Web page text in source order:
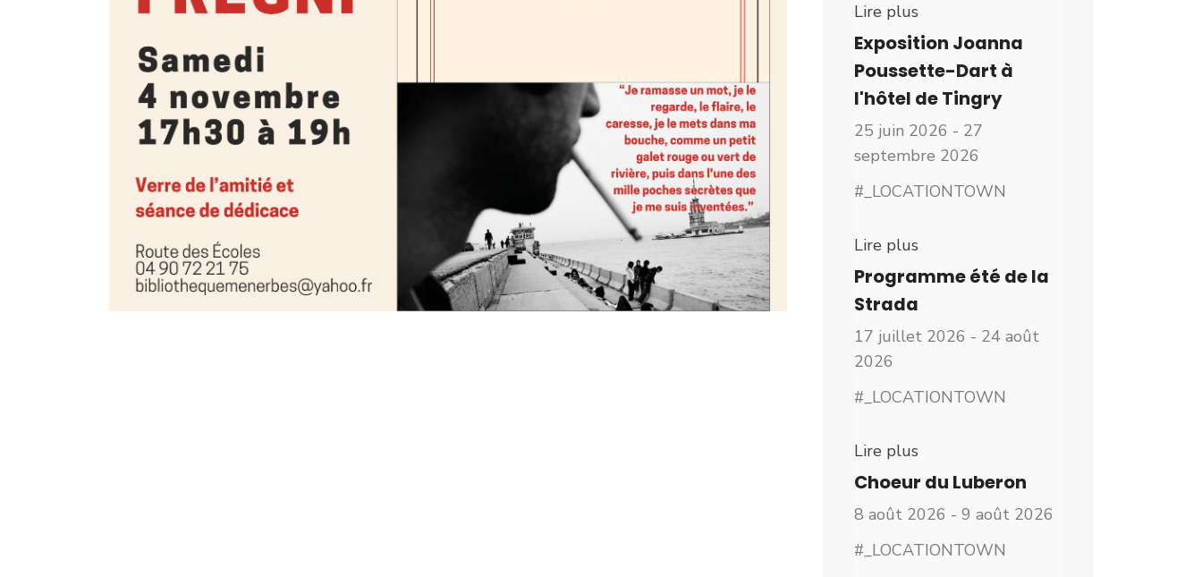
Lire plus
Exposition Joanna
Poussette-Dart à
l'hôtel de Tingry
25 juin 2026 - 27
septembre 2026
#_LOCATIONTOWN
Lire plus
Programme été de la
Strada
17 juillet 2026 - 24 août
2026
#_LOCATIONTOWN
Lire plus
Choeur du Luberon
8 août 2026 - 9 août 2026
#_LOCATIONTOWN